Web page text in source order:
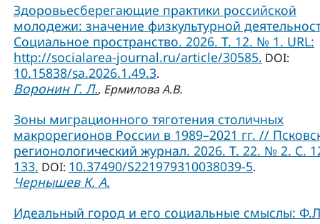
Здоровьесберегающие практики российской
молодежи: значение физкультурной
Социальное пространство. 2026. Т. 12. № 1. URL:
http://socialarea-journal.ru/article/30585. DOI:
10.15838/sa.2026.1.49.3.
Воронин Г. Л., Ермилова А.В.
Зоны миграционного тяготения столичных
макрорегионов России в 1989–2021 гг. //
регионологический журнал. 2026. Т. 22. № 2. С.
133. DOI: 10.37490/S221979310038039-5.
Чернышев К. А.
Идеальный город и его социальные смыслы: